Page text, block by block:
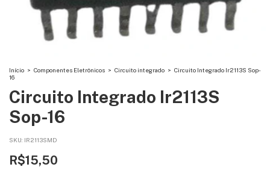
Início > Componentes Eletrônicos > Circuito integrado > Circuito Integrado Ir2113S Sop-
16
Circuito Integrado Ir2113S
Sop-16
SKU: IR2113SMD
R$15,50